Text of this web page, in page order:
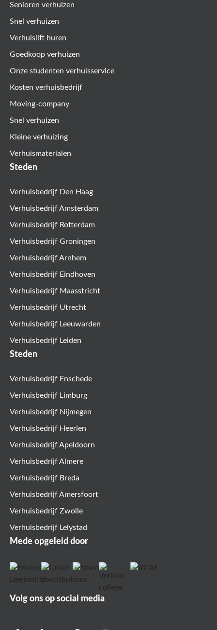
Senioren verhuizen
Snel verhuizen
Verhuislift huren
Goedkoop verhuizen
Onze studenten verhuisservice
Kosten verhuisbedrijf
Moving-company
Snel verhuizen
Kleine verhuizing
Verhuismaterialen
Steden
Verhuisbedrijf Den Haag
Verhuisbedrijf Amsterdam
Verhuisbedrijf Rotterdam
Verhuisbedrijf Groningen
Verhuisbedrijf Arnhem
Verhuisbedrijf Eindhoven
Verhuisbedrijf Maasstricht
Verhuisbedrijf Utrecht
Verhuisbedrijf Leeuwarden
Verhuisbedrijf Leiden
Steden
Verhuisbedrijf Enschede
Verhuisbedrijf Limburg
Verhuisbedrijf Nijmegen
Verhuisbedrijf Heerlen
Verhuisbedrijf Apeldoorn
Verhuisbedrijf Almere
Verhuisbedrijf Breda
Verhuisbedrijf Amersfoort
Verhuisbedrijf Zwolle
Verhuisbedrijf Lelystad
Mede opgeleid door
Volg ons op social media